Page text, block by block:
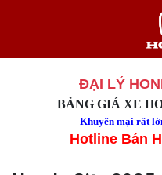
ĐẠI LÝ
BẢNG GIÁ XE
Khuyến mại rất
Hotline Bán